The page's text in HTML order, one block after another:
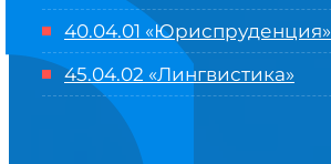
40.04.01 «Юриспруденция»
45.04.02 «Лингвистика»